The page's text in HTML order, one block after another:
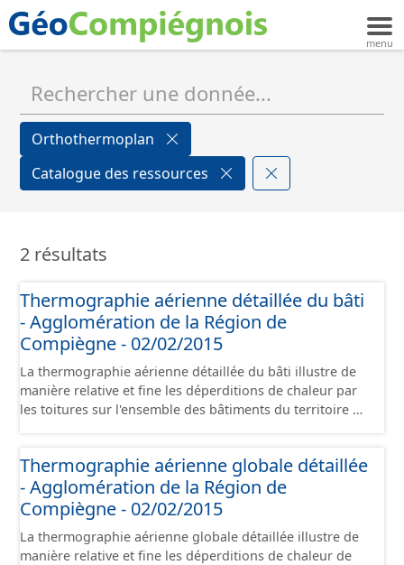
Orthothermoplan
Catalogue des ressources
2 résultats
Thermographie aérienne détaillée du bâti
- Agglomération de la Région de
Compiègne - 02/02/2015
La thermographie aérienne détaillée du bâti illustre de
manière relative et fine les déperditions de chaleur par
les toitures sur l'ensemble des bâtiments du territoire de
filtrée sur le bâti. L'acquisition des données a été
réalisée pendant la nuit du 02/02/2015.
Thermographie aérienne globale détaillée
- Agglomération de la Région de
Compiègne - 02/02/2015
La thermographie aérienne globale détaillée illustre de
manière relative et fine les déperditions de chaleur de